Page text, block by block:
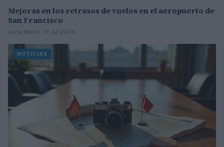
Mejoras en los retrasos de vuelos en el aeropuerto de
San Francisco
Lucía Marín · 17 Jul 2026
NOTICIAS